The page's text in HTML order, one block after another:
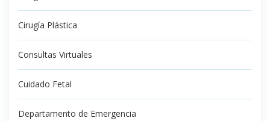
Cirugía Plástica
Consultas Virtuales
Cuidado Fetal
Departamento de Emergencia